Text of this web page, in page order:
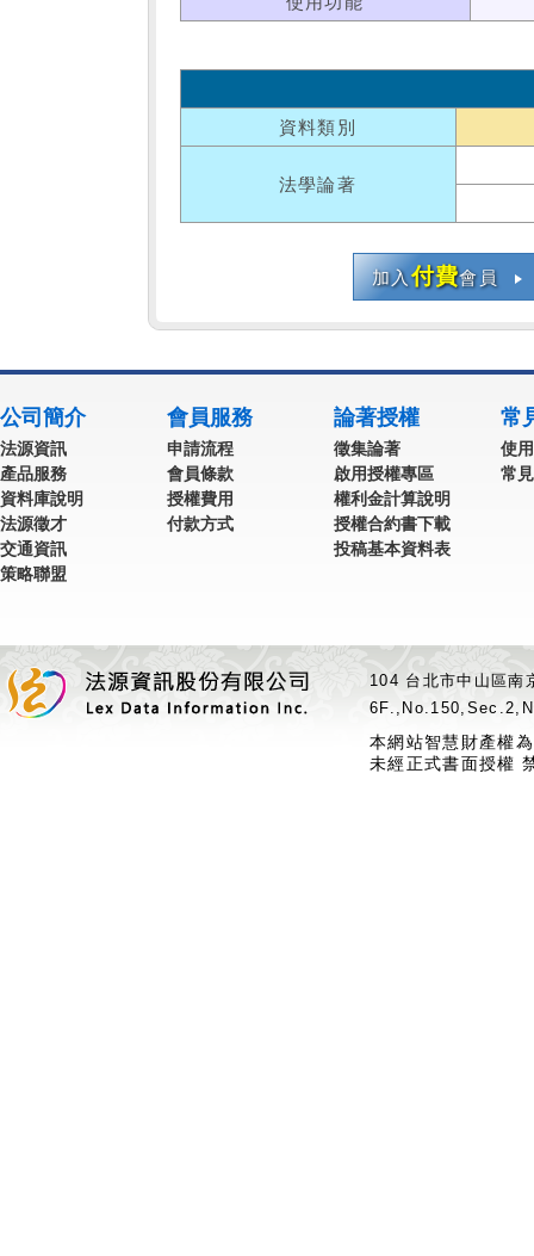
資料類別
法學論著
加入付費會員
公司簡介
法源資訊
產品服務
資料庫說明
法源徵才
交通資訊
策略聯盟
會員服務
申請流程
會員條款
授權費用
付款方式
論著授權
徵集論著
啟用授權專區
權利金計算說明
授權合約書下載
投稿基本資料表
常
使
常
104 台北市中山區
本網站智慧財產權
未經正式書面授權